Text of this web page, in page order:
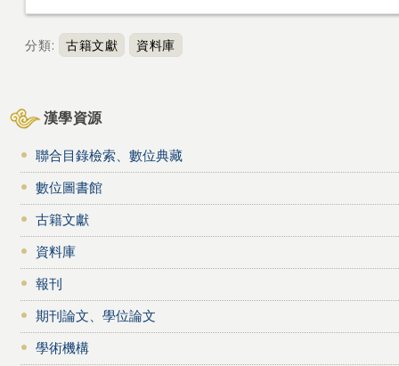
分類: 古籍文獻 資料庫
漢學資源
聯合目錄檢索、數位典藏
數位圖書館
古籍文獻
資料庫
報刊
期刊論文、學位論文
學術機構